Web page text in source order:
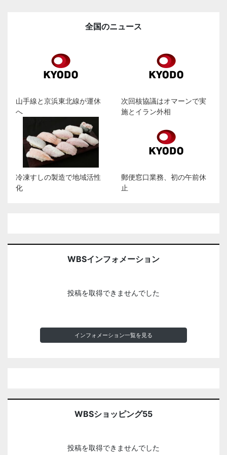
全国のニュース
山手線と京浜東北線が運休
へ
次回核協議はオマーンで実
施とイラン外相
冷凍すしの製造で地域活性
化
郵便窓口業務、初の午前休
止
WBSインフォメーション
投稿を取得できませんでした
インフォメーション一覧を見る
WBSショッピング55
投稿を取得できませんでした